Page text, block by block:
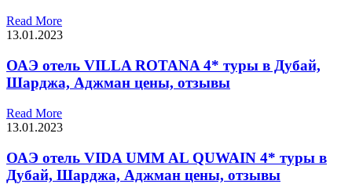
Read More
13.01.2023
ОАЭ отель VILLA ROTANA 4* туры в Дубай,
Шарджа, Аджман цены, отзывы
Read More
13.01.2023
ОАЭ отель VIDA UMM AL QUWAIN 4* туры в
Дубай, Шарджа, Аджман цены, отзывы